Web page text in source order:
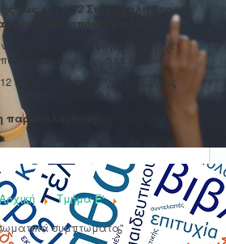
έως και 17/2 Στην Σχολή Χορού
κάθε απόγευμα 5-9μμ
εκτός από την εισήγηση θα γίνει
σαν μια συνεδρία
ευρώ και 9 ευρώ για ανέργους
Αρχική
Τμήμα E'
συμπτώματα"